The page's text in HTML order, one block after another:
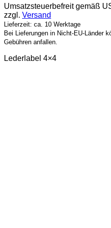
Umsatzsteuerbefreit gemäß
zzgl. Versand
Lieferzeit: ca. 10 Werktage
Bei Lieferungen in Nicht-EU-Länder
Gebühren anfallen.
Lederlabel 4×4